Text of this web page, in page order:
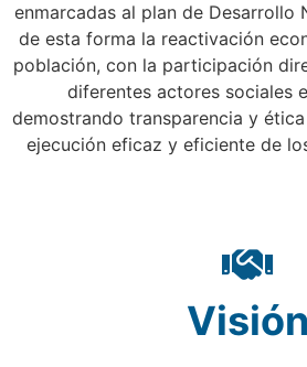
enmarcadas al plan de Desarrollo
de esta forma la reactivación
población, con la participación
diferentes actores sociales
demostrando transparencia y
ejecución eficaz y eficiente de
Visión